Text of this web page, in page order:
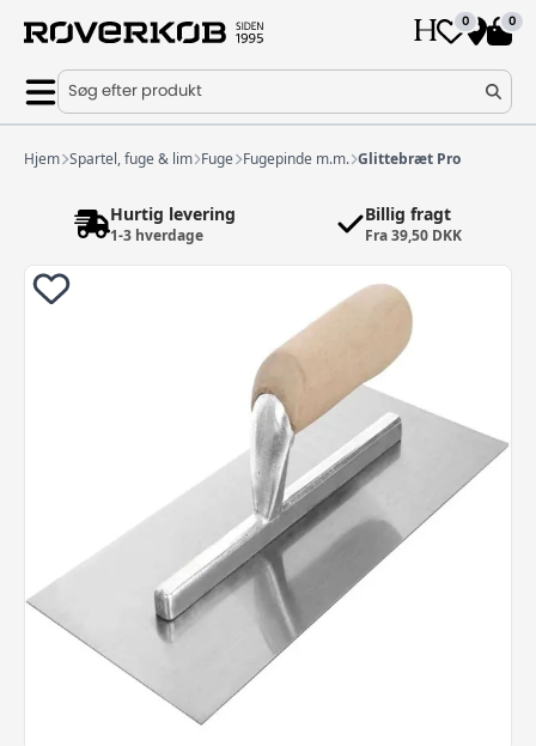
0 0
Søg efter produkt
Hjem Spartel, fuge & lim Fuge Fugepinde m.m. Glittebræt Pro
Hurtig levering
1-3 hverdage
Billig fragt
Fra 39,50 DKK